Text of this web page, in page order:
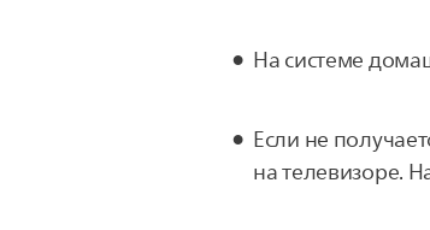
На системе
Если не
на телевизоре.